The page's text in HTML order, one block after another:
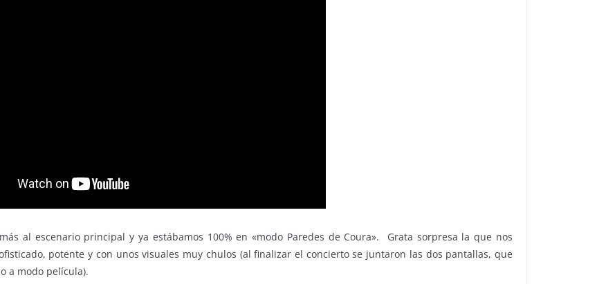
al escenario principal y ya estábamos 100% en «modo Paredes de Coura». Grata sorpresa la que nos
potente y con unos visuales muy chulos (al finalizar el concierto se juntaron las dos pantallas, que
a modo película).